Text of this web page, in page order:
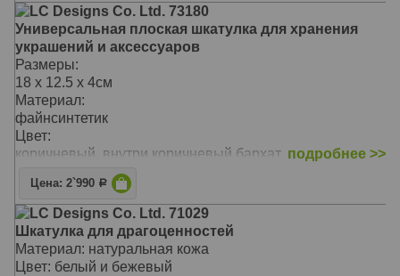
LC Designs Co. Ltd. 73180
Универсальная плоская шкатулка для хранения
украшений и аксессуаров
Размеры:
18 x 12.5 x 4см
Материал:
файнсинтетик
Цвет:
коричневый, внутри коричневый бархат подробнее >>
Цена: 2`990 Р
LC Designs Co. Ltd. 71029
Шкатулка для драгоценностей
Материал: натуральная кожа
Цвет: белый и бежевый